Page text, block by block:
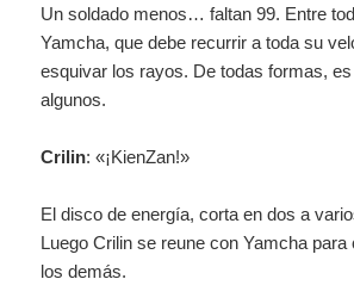
Un soldado menos… faltan 99. Entre
Yamcha, que debe recurrir a toda su
esquivar los rayos. De todas formas,
algunos.
Crilin: «¡KienZan!»
El disco de energía, corta en dos a
Luego Crilin se reune con Yamcha
los demás.